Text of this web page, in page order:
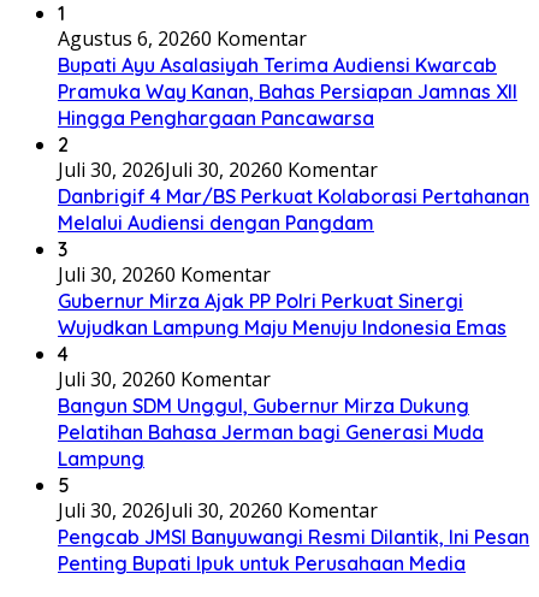
1
Agustus 6, 20260 Komentar
Bupati Ayu Asalasiyah Terima Audiensi Kwarcab
Pramuka Way Kanan, Bahas Persiapan Jamnas XII
Hingga Penghargaan Pancawarsa
2
Juli 30, 2026Juli 30, 20260 Komentar
Danbrigif 4 Mar/BS Perkuat Kolaborasi Pertahanan
Melalui Audiensi dengan Pangdam
3
Juli 30, 20260 Komentar
Gubernur Mirza Ajak PP Polri Perkuat Sinergi
Wujudkan Lampung Maju Menuju Indonesia Emas
4
Juli 30, 20260 Komentar
Bangun SDM Unggul, Gubernur Mirza Dukung
Pelatihan Bahasa Jerman bagi Generasi Muda
Lampung
5
Juli 30, 2026Juli 30, 20260 Komentar
Pengcab JMSI Banyuwangi Resmi Dilantik, Ini Pesan
Penting Bupati Ipuk untuk Perusahaan Media